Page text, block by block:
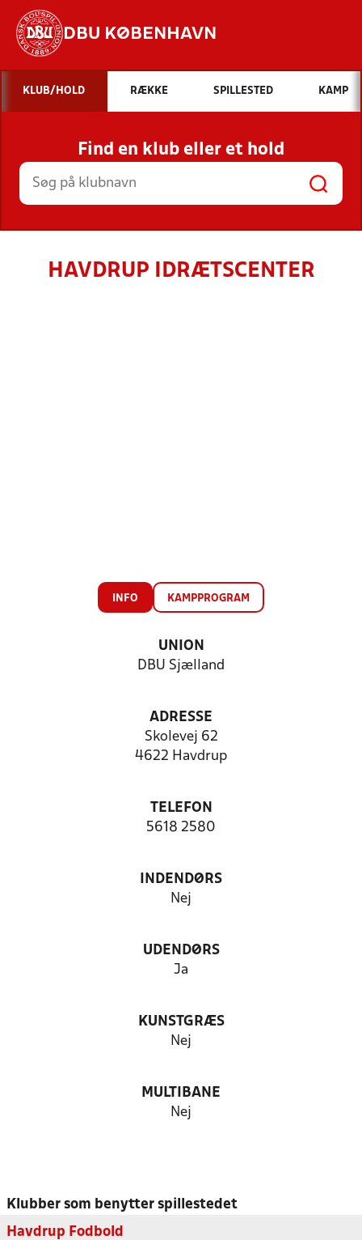
DBU KØBENHAVN
Hvad vil du søge efter?
INDHOLD OG NYHEDER
STILLINGER, RESULTATER, KLUBBER OG
HOLD
KLUB/HOLD RÆKKE SPILLESTED KAMP
Find en klub eller et hold
HAVDRUP IDRÆTSCENTER
INFO KAMPPROGRAM
UNION
DBU Sjælland
ADRESSE
Skolevej 62
4622 Havdrup
TELEFON
5618 2580
INDENDØRS
Nej
UDENDØRS
Ja
KUNSTGRÆS
Nej
MULTIBANE
Nej
Klubber som benytter spillestedet
Havdrup Fodbold